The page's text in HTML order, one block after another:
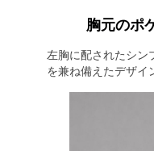
胸元のポ
左胸に配されたシン
を兼ね備えたデザイ